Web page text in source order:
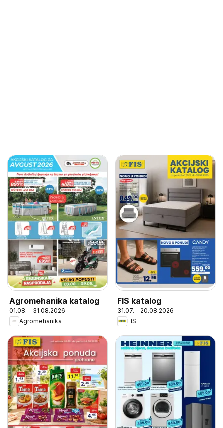
Agromehanika katalog
01.08. - 31.08.2026
Agromehanika
FIS katalog
31.07. - 20.08.2026
FIS